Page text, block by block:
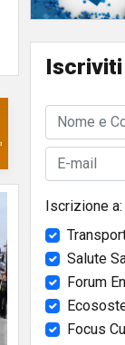
Iscriviti
Iscrizione a:
Salute
Forum
Focus